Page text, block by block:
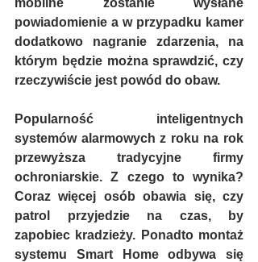
mobilne zostanie wysłane
powiadomienie a w przypadku kamer
dodatkowo nagranie zdarzenia, na
którym będzie można sprawdzić, czy
rzeczywiście jest powód do obaw.
Popularność inteligentnych
systemów alarmowych z roku na rok
przewyższa tradycyjne firmy
ochroniarskie. Z czego to wynika?
Coraz więcej osób obawia się, czy
patrol przyjedzie na czas, by
zapobiec kradzieży. Ponadto montaż
systemu Smart Home odbywa się